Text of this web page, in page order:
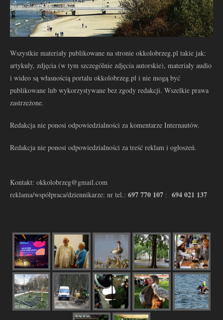
Wszystkie materiały publikowane na stronie okkolobrzeg.pl takie jak:
artykuły, zdjęcia (w tym szczególnie zdjęcia autorskie), materiały audio
i wideo są własnością portalu okkolobrzeg.pl i nie mogą być
publikowane lub wykorzystywane bez zgody redakcji. Wszelkie prawa
zastrzeżone.
Redakcja nie ponosi odpowiedzialności za komentarze Internautów.
Redakcja nie ponosi odpowiedzialności za treść reklam i ogłoszeń.
Kontakt: okkolobrzeg@gmail.com
reklama/współpraca/dziennikarze: nr tel.: 697 770 107 : 694 021 137